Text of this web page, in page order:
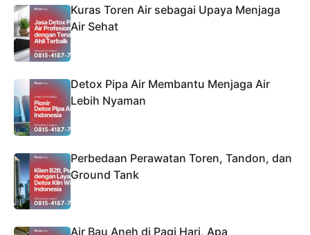
Kuras Toren Air sebagai Upaya Menjaga
Air Sehat
Detox Pipa Air Membantu Menjaga Air
Lebih Nyaman
Perbedaan Perawatan Toren, Tandon, dan
Ground Tank
Air Bau Aneh di Pagi Hari, Apa